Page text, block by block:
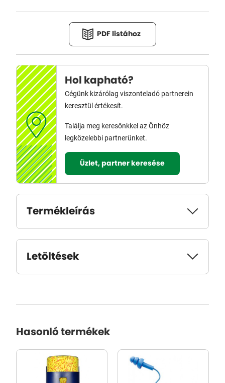
PDF listához
Hol kapható?
Cégünk kizárólag viszonteladó partnerein
keresztül értékesít.
Találja meg keresőnkkel az Önhöz
legközelebbi partnerünket.
Üzlet, partner keresése
Termékleírás
Letöltések
Hasonló termékek